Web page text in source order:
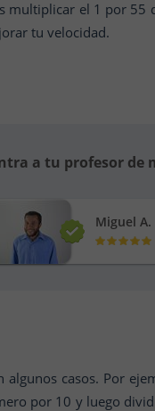
multiplicar el 1 por
tu velocidad.
a tu profesor de
Miguel A.
algunos casos. Por
por 10 y luego